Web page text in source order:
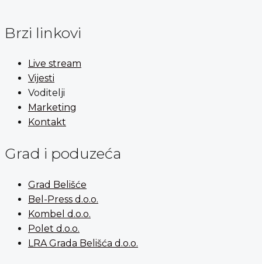
Brzi linkovi
Live stream
Vijesti
Voditelji
Marketing
Kontakt
Grad i poduzeća
Grad Belišće
Bel-Press d.o.o.
Kombel d.o.o.
Polet d.o.o.
LRA Grada Belišća d.o.o.